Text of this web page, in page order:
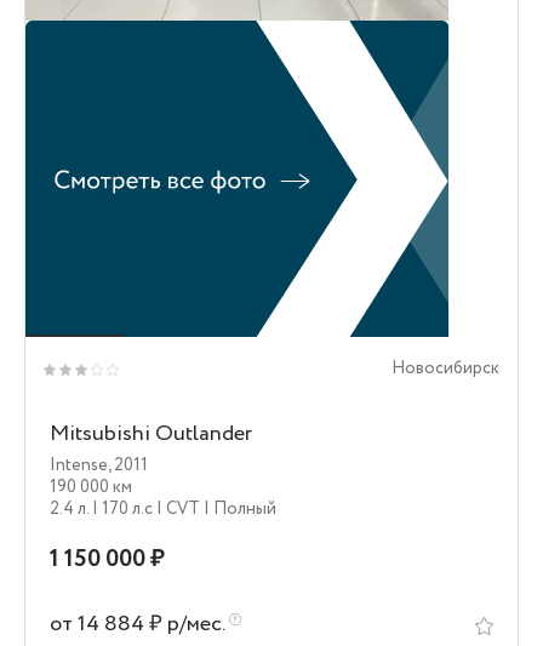
Новосибирск
Mitsubishi Outlander
Intense,2011
190 000 км
2.4 л. | 170 л.c | CVT | Полный
1 150 000 ₽
от 14 884 ₽ р/мес.